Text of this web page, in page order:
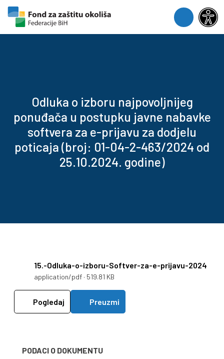
Skip to content
Skip to footer
Menu
Odluka o izboru najpovoljnijeg
ponuđača u postupku javne nabavke
softvera za e-prijavu za dodjelu
poticaja (broj: 01-04-2-463/2024 od
25.10.2024. godine)
15.-Odluka-o-izboru-Softver-za-e-prijavu-2024
application/pdf · 519.81 KB
Pogledaj Preuzmi
PODACI O DOKUMENTU